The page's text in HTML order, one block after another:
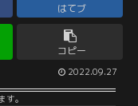
はてブ
コピー
2022.09.27
す。